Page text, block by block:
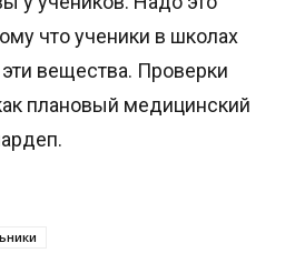
что ученики в школах
вещества. Проверки
плановый медицинский